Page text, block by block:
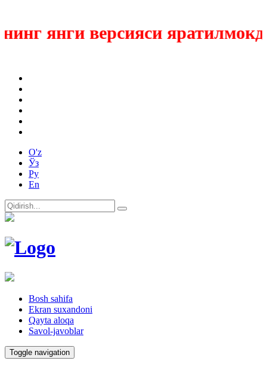
янги версияси яратилмокда
O'z
Ўз
Ру
En
Bosh sahifa
Ekran suxandoni
Qayta aloqa
Savol-javoblar
Toggle navigation